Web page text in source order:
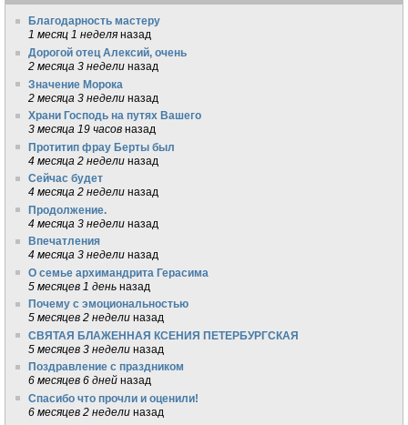
Благодарность мастеру
1 месяц 1 неделя назад
Дорогой отец Алексий, очень
2 месяца 3 недели назад
Значение Морока
2 месяца 3 недели назад
Храни Господь на путях Вашего
3 месяца 19 часов назад
Протитип фрау Берты был
4 месяца 2 недели назад
Сейчас будет
4 месяца 2 недели назад
Продолжение.
4 месяца 3 недели назад
Впечатления
4 месяца 3 недели назад
О семье архимандрита Герасима
5 месяцев 1 день назад
Почему с эмоциональностью
5 месяцев 2 недели назад
СВЯТАЯ БЛАЖЕННАЯ КСЕНИЯ ПЕТЕРБУРГСКАЯ
5 месяцев 3 недели назад
Поздравление с праздником
6 месяцев 6 дней назад
Спасибо что прочли и оценили!
6 месяцев 2 недели назад